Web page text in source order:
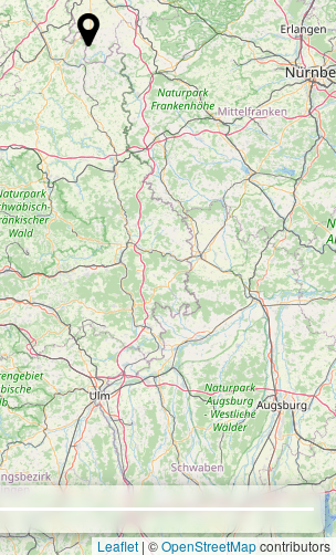
Leaflet | ©OpenStreetMapcontributors